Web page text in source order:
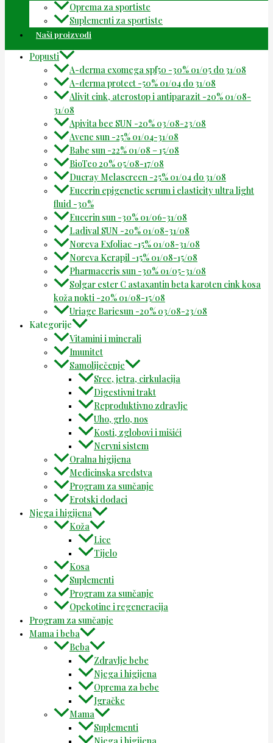
Oprema za sportiste
Suplementi za sportiste
Naši proizvodi
Popusti
A-derma exomega spf50 -30% 01/05 do 31/08
A-derma protect -50% 01/04 do 31/08
Alivit cink, aterostop i antiparazit -20% 01/08-
31/08
Apivita bee SUN -20% 03/08-23/08
Avene sun -25% 01/04-31/08
Babe sun -22% 01/08 – 15/08
BioTeo 20% 05/08-17/08
Ducray Melascreen -25% 01/04 do 31/08
Eucerin epigenetic serum i elasticity ultra light
fluid -30%
Eucerin sun -30% 01/06-31/08
Ladival SUN -20% 01/08-31/08
Noreva Exfoliac -15% 01/08-31/08
Noreva Kerapil -15% 01/08-15/08
Pharmaceris sun -30% 01/05-31/08
Solgar ester C astaxantin beta karoten cink kosa
koža nokti -20% 01/08-15/08
Uriage Bariesun -20% 03/08-23/08
Kategorije
Vitamini i minerali
Imunitet
Samoliječenje
Srce, jetra, cirkulacija
Digestivni trakt
Reproduktivno zdravlje
Uho, grlo, nos
Kosti, zglobovi i mišići
Nervni sistem
Oralna higijena
Medicinska sredstva
Program za sunčanje
Erotski dodaci
Njega i higijena
Koža
Lice
Tijelo
Kosa
Suplementi
Program za sunčanje
Opekotine i regeneracija
Program za sunčanje
Mama i beba
Beba
Zdravlje bebe
Njega i higijena
Oprema za bebe
Igračke
Mama
Suplementi